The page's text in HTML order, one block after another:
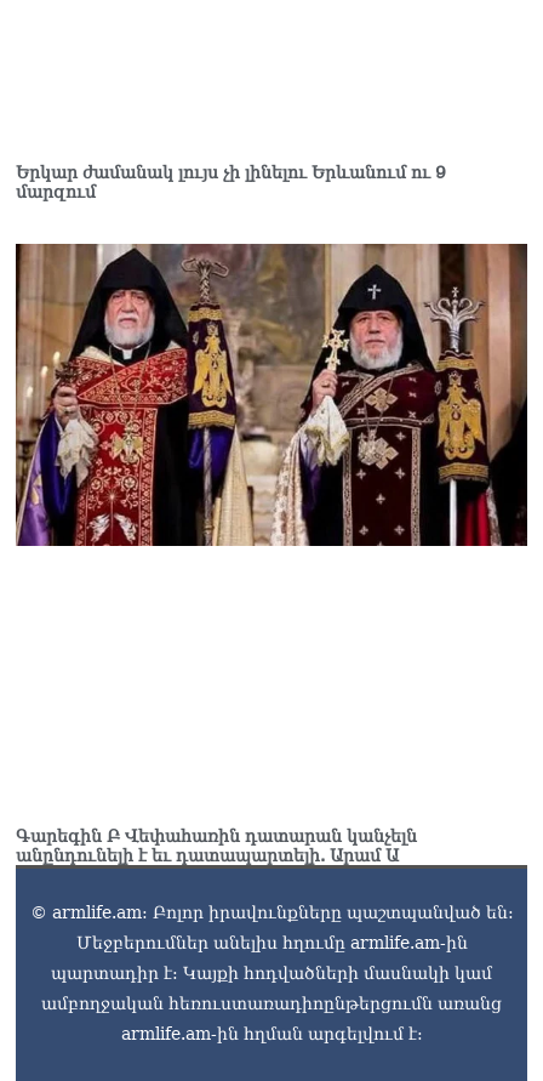
Երկար ժամանակ լույս չի լինելու Երևանում ու 9
մարզում
Գարեգին Բ Վեփահառին դատարան կանչելն
անընդունելի է եւ դատապարտելի. Արամ Ա
© armlife.am: Բոլոր իրավունքները պաշտպանված են:
Մեջբերումներ անելիս հղումը armlife.am-ին
պարտադիր է: Կայքի հոդվածների մասնակի կամ
ամբողջական հեռուստառադիոընթերցումն առանց
armlife.am-ին հղման արգելվում է: